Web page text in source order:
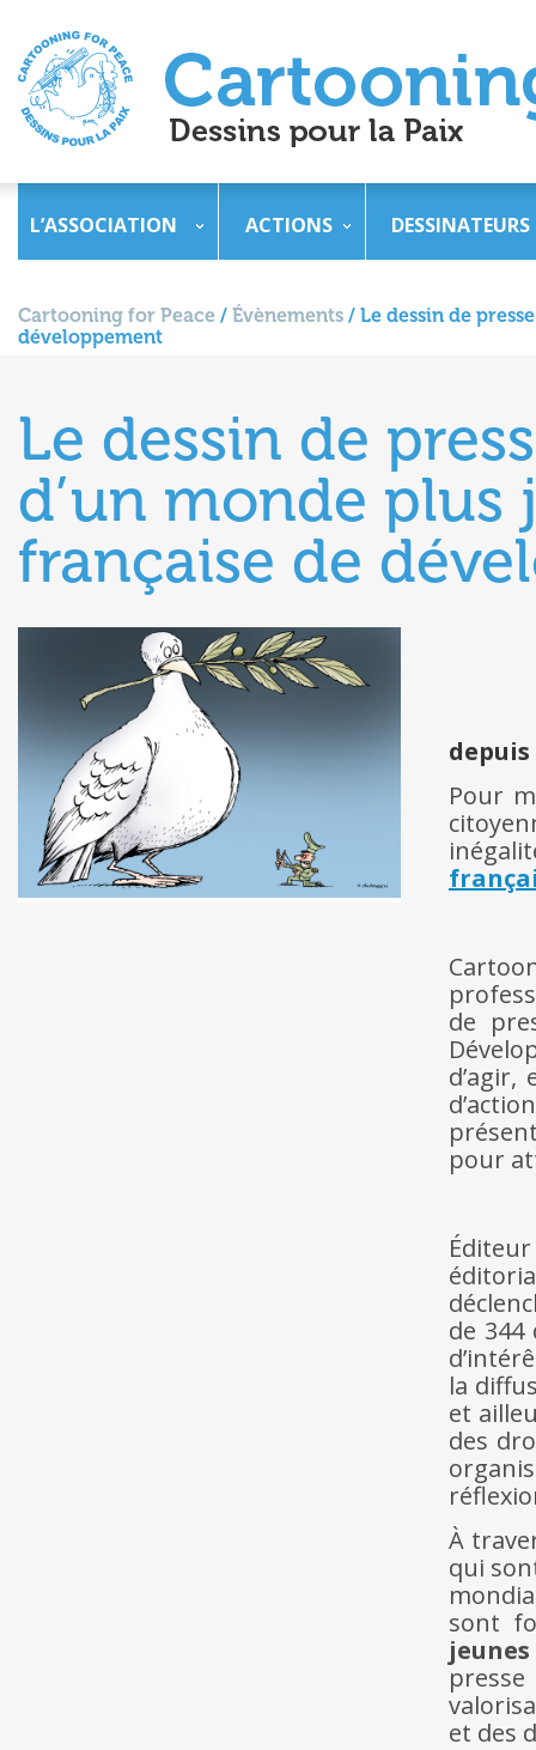
L’ASSOCIATION ACTIONS DESSINATEURS
Cartooning for Peace / Évènements / Le dessin de
développement
Le dessin de
d’un monde plus
française de
depuis
Pour
de
pour
de 344
la
et
des
À
qui
sont
jeunes
et des